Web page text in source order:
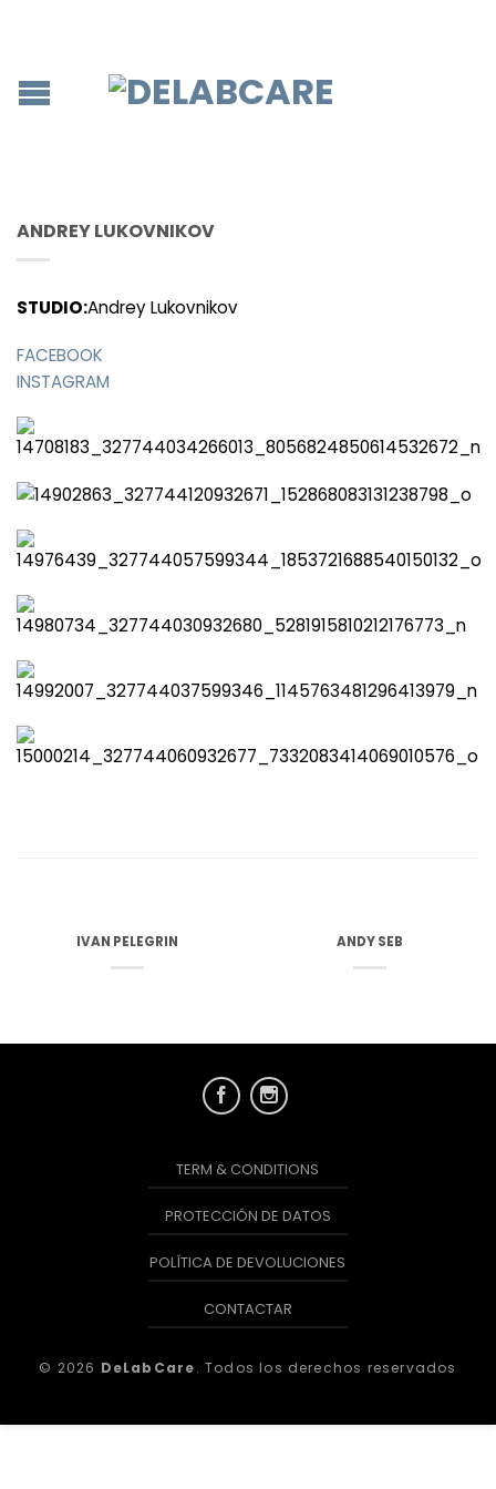
ANDREY LUKOVNIKOV
STUDIO:Andrey Lukovnikov
FACEBOOK
INSTAGRAM
IVAN PELEGRIN ANDY SEB
TERM & CONDITIONS
PROTECCIÓN DE DATOS
POLÍTICA DE DEVOLUCIONES
CONTACTAR
© 2026 DeLabCare. Todos los derechos reservados